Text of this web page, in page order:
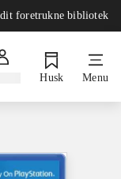
foretrukne bibliotek
Husk Menu